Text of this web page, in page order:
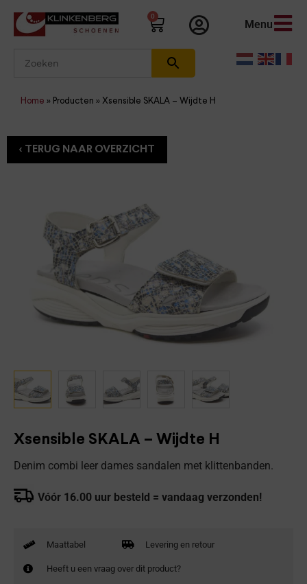
0
Menu
Home » Producten » Xsensible SKALA – Wijdte H
Xsensible SKALA – Wijdte H
Denim combi leer dames sandalen met klittenbanden.
Vóór 16.00 uur besteld = vandaag verzonden!
Maattabel Levering en retour
Heeft u een vraag over dit product?